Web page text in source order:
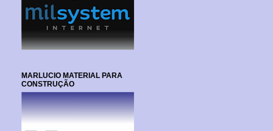
MARLUCIO MATERIAL PARA
CONSTRUÇÃO